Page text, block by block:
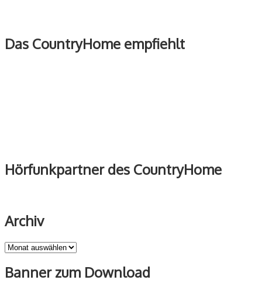
Das CountryHome empfiehlt
Hörfunkpartner des CountryHome
Archiv
Archiv
Banner zum Download